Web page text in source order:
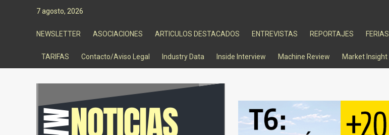
7 agosto, 2026
NEWSLETTER ASOCIACIONES ARTICULOS DESTACADOS ENTREVISTAS REPORTAJES FERIAS
TARIFAS Contacto/Aviso Legal Industry Data Inside Interview Machine Review Market Insight